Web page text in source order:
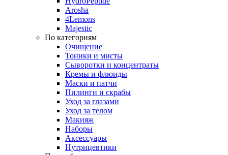
Arosha
4Lemons
Majestic
По категориям
Очищение
Тоники и мисты
Сыворотки и концентраты
Кремы и флюиды
Маски и патчи
Пилинги и скрабы
Уход за глазами
Уход за телом
Макияж
Наборы
Аксессуары
Нутрицевтики